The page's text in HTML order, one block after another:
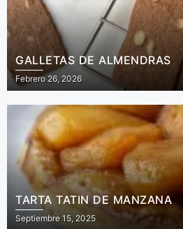
GALLETAS DE ALMENDRAS
Febrero 26, 2026
TARTA TATIN DE MANZANA
Septiembre 15, 2025